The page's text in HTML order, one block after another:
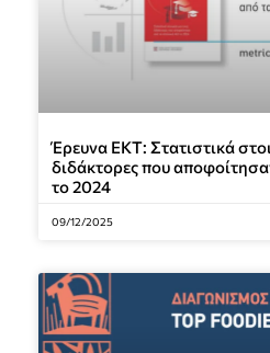
Έρευνα ΕΚΤ: Στατιστικά
διδάκτορες που
το 2024
09/12/2025